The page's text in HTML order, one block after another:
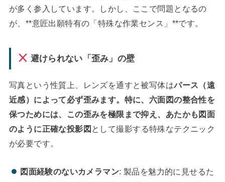
が多く参入しています。しかし、ここで問題となるの
が、**意匠出願特有の「特殊な作業センス」**です。
避けられない「歪み」の壁
写真という性質上、レンズを通すと被写体はパース（遠
近感）によって必ず歪みます。特に、六面図の整合性を
保つためには、この歪みを極限まで抑え、あたかも図面
のように正確な投影図 として撮影する特殊なテクニック
が必要です。
図面経験のないカメラマン: 製品を魅力的に見せるた